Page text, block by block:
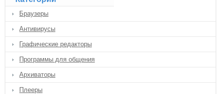
Браузеры
Антивирусы
Графические редакторы
Программы для общения
Архиваторы
Плееры